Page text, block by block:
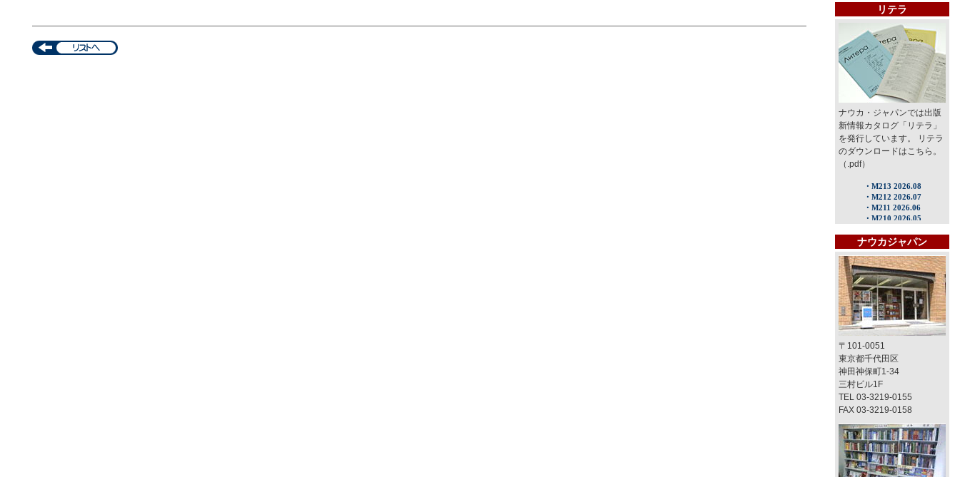
リテラ
ナウカ・ジャパンでは出版
新情報カタログ「リテラ」
を発行しています。 リテラ
のダウンロードはこちら。
（.pdf）
ナウカジャパン
〒101-0051
東京都千代田区
神田神保町1-34
三村ビル1F
TEL 03-3219-0155
FAX 03-3219-0158